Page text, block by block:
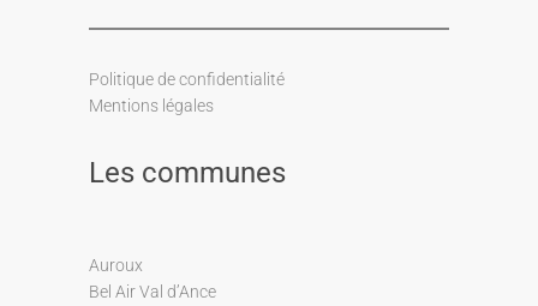
Politique de confidentialité
Mentions légales
Les communes
Auroux
Bel Air Val d’Ance